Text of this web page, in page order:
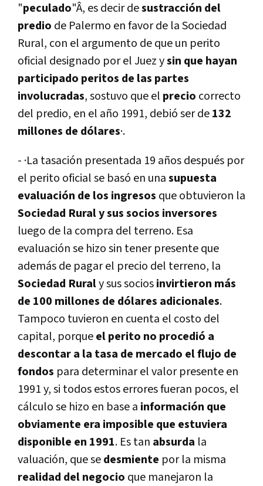
"peculado"Â, es decir desustracción del
predio de Palermo en favor de la Sociedad
Rural, con el argumento de que un perito
oficial designado por el Juez ysin que hayan
participado peritos de las partes
involucradas, sostuvo que el precio correcto
del predio, en el año 1991, debió ser de132
millones de dólares·.
- ·La tasación presentada 19 años después por
el perito oficial se basó en unasupuesta
evaluación de los ingresos que obtuvieron la
Sociedad Rural y sus socios inversores
luego de la compra del terreno. Esa
evaluación se hizo sin tener presente que
además de pagar el precio del terreno, la
Sociedad Ruraly sus sociosinvirtieron más
de 100 millones de dólares adicionales.
Tampoco tuvieron en cuenta el costo del
capital, porqueel perito no procedió a
descontar a la tasa de mercado el flujo de
fondos para determinar el valor presente en
1991 y, si todos estos errores fueran pocos, el
cálculo se hizo en base a información que
obviamente era imposible que estuviera
disponible en 1991. Es tan absurda la
valuación, que sedesmiente por la misma
realidad del negocio que manejaron la